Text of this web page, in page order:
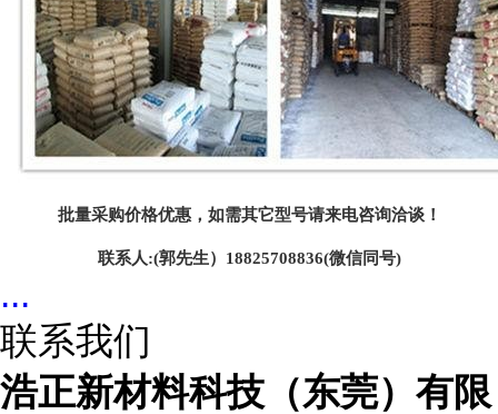
批量采购价格优惠，如需其它型号请来电咨询洽谈！
联系人:(郭先生）18825708836(微信同号)
...
联系我们
浩正新材料科技（东莞）有限